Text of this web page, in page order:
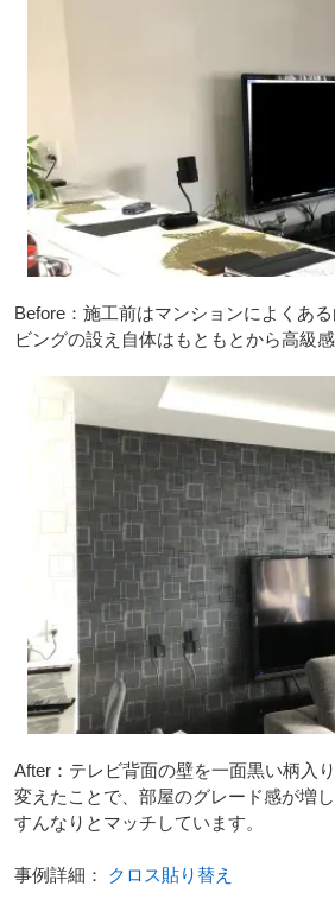
Before：施工前はマンションによくあ
ビングの設え自体はもともとから高級
After：テレビ背面の壁を一面黒い柄入
変えたことで、部屋のグレード感が増
すんなりとマッチしています。
事例詳細： クロス貼り替え